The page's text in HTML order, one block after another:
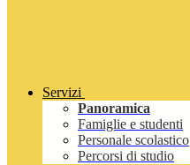
Servizi
Panoramica
Famiglie e studenti
Personale scolastico
Percorsi di studio